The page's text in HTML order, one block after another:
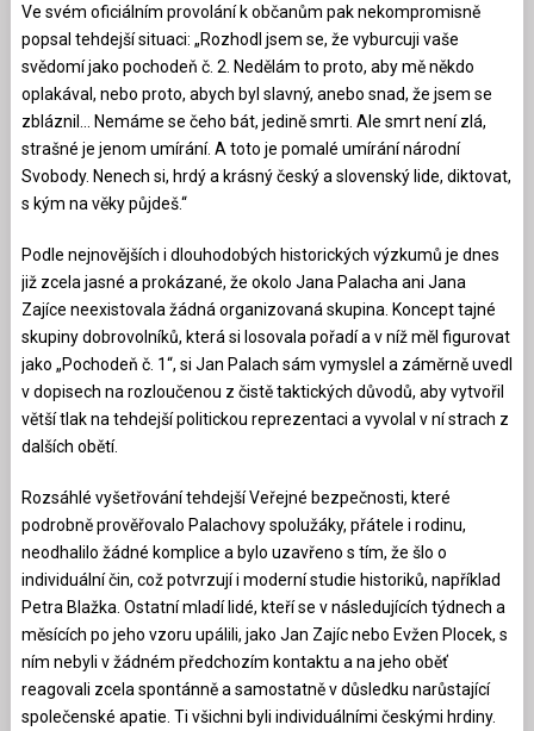
Ve svém oficiálním provolání k občanům pak nekompromisně
popsal tehdejší situaci: „Rozhodl jsem se, že vyburcuji vaše
svědomí jako pochodeň č. 2. Nedělám to proto, aby mě někdo
oplakával, nebo proto, abych byl slavný, anebo snad, že jsem se
zbláznil… Nemáme se čeho bát, jedině smrti. Ale smrt není zlá,
strašné je jenom umírání. A toto je pomalé umírání národní
Svobody. Nenech si, hrdý a krásný český a slovenský lide, diktovat,
s kým na věky půjdeš.“
Podle nejnovějších i dlouhodobých historických výzkumů je dnes
již zcela jasné a prokázané, že okolo Jana Palacha ani Jana
Zajíce neexistovala žádná organizovaná skupina. Koncept tajné
skupiny dobrovolníků, která si losovala pořadí a v níž měl figurovat
jako „Pochodeň č. 1“, si Jan Palach sám vymyslel a záměrně uvedl
v dopisech na rozloučenou z čistě taktických důvodů, aby vytvořil
větší tlak na tehdejší politickou reprezentaci a vyvolal v ní strach z
dalších obětí.
Rozsáhlé vyšetřování tehdejší Veřejné bezpečnosti, které
podrobně prověřovalo Palachovy spolužáky, přátele i rodinu,
neodhalilo žádné komplice a bylo uzavřeno s tím, že šlo o
individuální čin, což potvrzují i moderní studie historiků, například
Petra Blažka. Ostatní mladí lidé, kteří se v následujících týdnech a
měsících po jeho vzoru upálili, jako Jan Zajíc nebo Evžen Plocek, s
ním nebyli v žádném předchozím kontaktu a na jeho oběť
reagovali zcela spontánně a samostatně v důsledku narůstající
společenské apatie. Ti všichni byli individuálními českými hrdiny.